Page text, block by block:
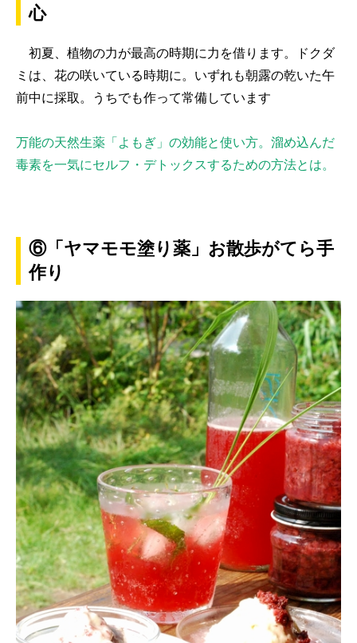
心
初夏、植物の力が最高の時期に力を借ります。ドクダ
ミは、花の咲いている時期に。いずれも朝露の乾いた午
前中に採取。うちでも作って常備しています
万能の天然生薬「よもぎ」の効能と使い方。溜め込んだ
毒素を一気にセルフ・デトックスするための方法とは。
⑥「ヤマモモ塗り薬」お散歩がてら手
作り